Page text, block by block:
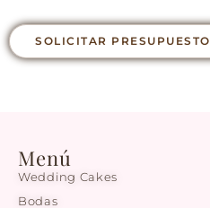
SOLICITAR PRESUPUESTO
Menú
Wedding Cakes
Bodas